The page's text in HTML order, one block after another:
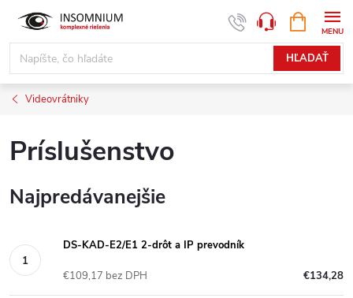
obsah
HĽADAŤ
KOŠÍK
Videovrátniky
Príslušenstvo
Najpredávanejšie
DS-KAD-E2/E1 2-drôt a IP prevodník
€134,28
€109,17 bez DPH
www.insomnium.sk - Chat